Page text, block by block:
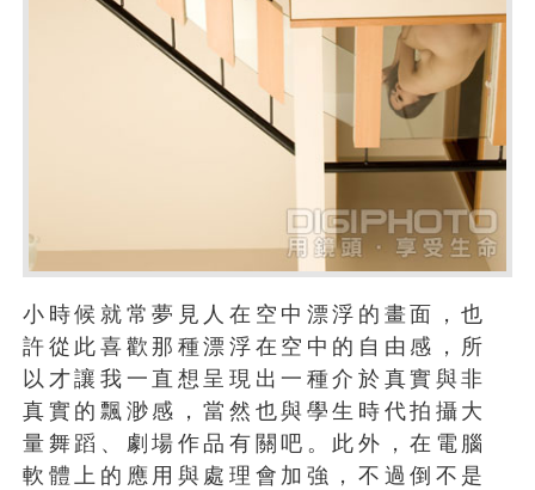
小時候就常夢見人在空中漂浮的畫面，也
許從此喜歡那種漂浮在空中的自由感，所
以才讓我一直想呈現出一種介於真實與非
真實的飄渺感，當然也與學生時代拍攝大
量舞蹈、劇場作品有關吧。此外，在電腦
軟體上的應用與處理會加強，不過倒不是